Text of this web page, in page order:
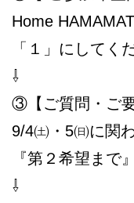
Home
「１」にしてく
⇩
③【ご質問・ご
9/4㈯・5㈰に関
『第２希望まで
⇩